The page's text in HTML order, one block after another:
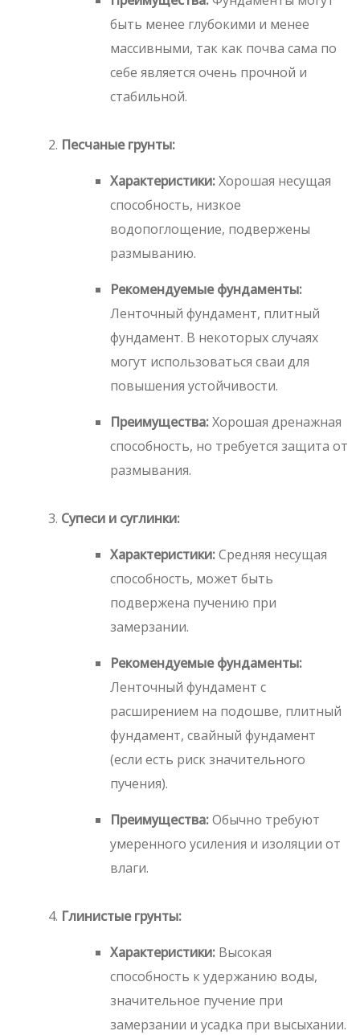
быть менее глубокими и менее
массивными, так как почва сама по
себе является очень прочной и
стабильной.
Песчаные грунты:
Характеристики:Хорошая несущая
способность, низкое
водопоглощение, подвержены
размыванию.
Рекомендуемые фундаменты:
Ленточный фундамент, плитный
фундамент. В некоторых случаях
могут использоваться сваи для
повышения устойчивости.
Преимущества:Хорошая дренажная
способность, но требуется защита от
размывания.
Супеси и суглинки:
Характеристики:Средняя несущая
способность, может быть
подвержена пучению при
замерзании.
Рекомендуемые фундаменты:
Ленточный фундамент с
расширением на подошве, плитный
фундамент, свайный фундамент
(если есть риск значительного
пучения).
Преимущества:Обычно требуют
умеренного усиления и изоляции от
влаги.
Глинистые грунты:
Характеристики: Высокая
способность к удержанию воды,
значительное пучение при
замерзании и усадка при высыхании.